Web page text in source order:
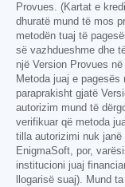
Provues. (Kartat e
dhuratë mund të mos
metodën tuaj të
së vazhdueshme dhe
një Version Provues
Metoda juaj e
paraprakisht gjatë
autorizim mund të
verifikuar që metoda
tilla autorizimi nuk
EnigmaSoft, por,
institucioni juaj
llogarisë suaj). Mund